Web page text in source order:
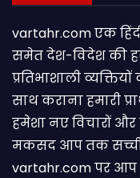
vartahr.com एक
समेत देश-विदेश की
प्रतिभाशाली
साथ कराना हमारी
हमेशा नए विचारों
मकसद आप तक सच्ची
vartahr.com पर